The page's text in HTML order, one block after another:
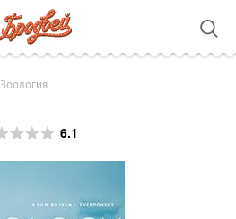
Зоология
6.1